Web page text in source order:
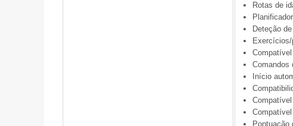
Rotas de
Deteção
Comandos
Início
Pontuação